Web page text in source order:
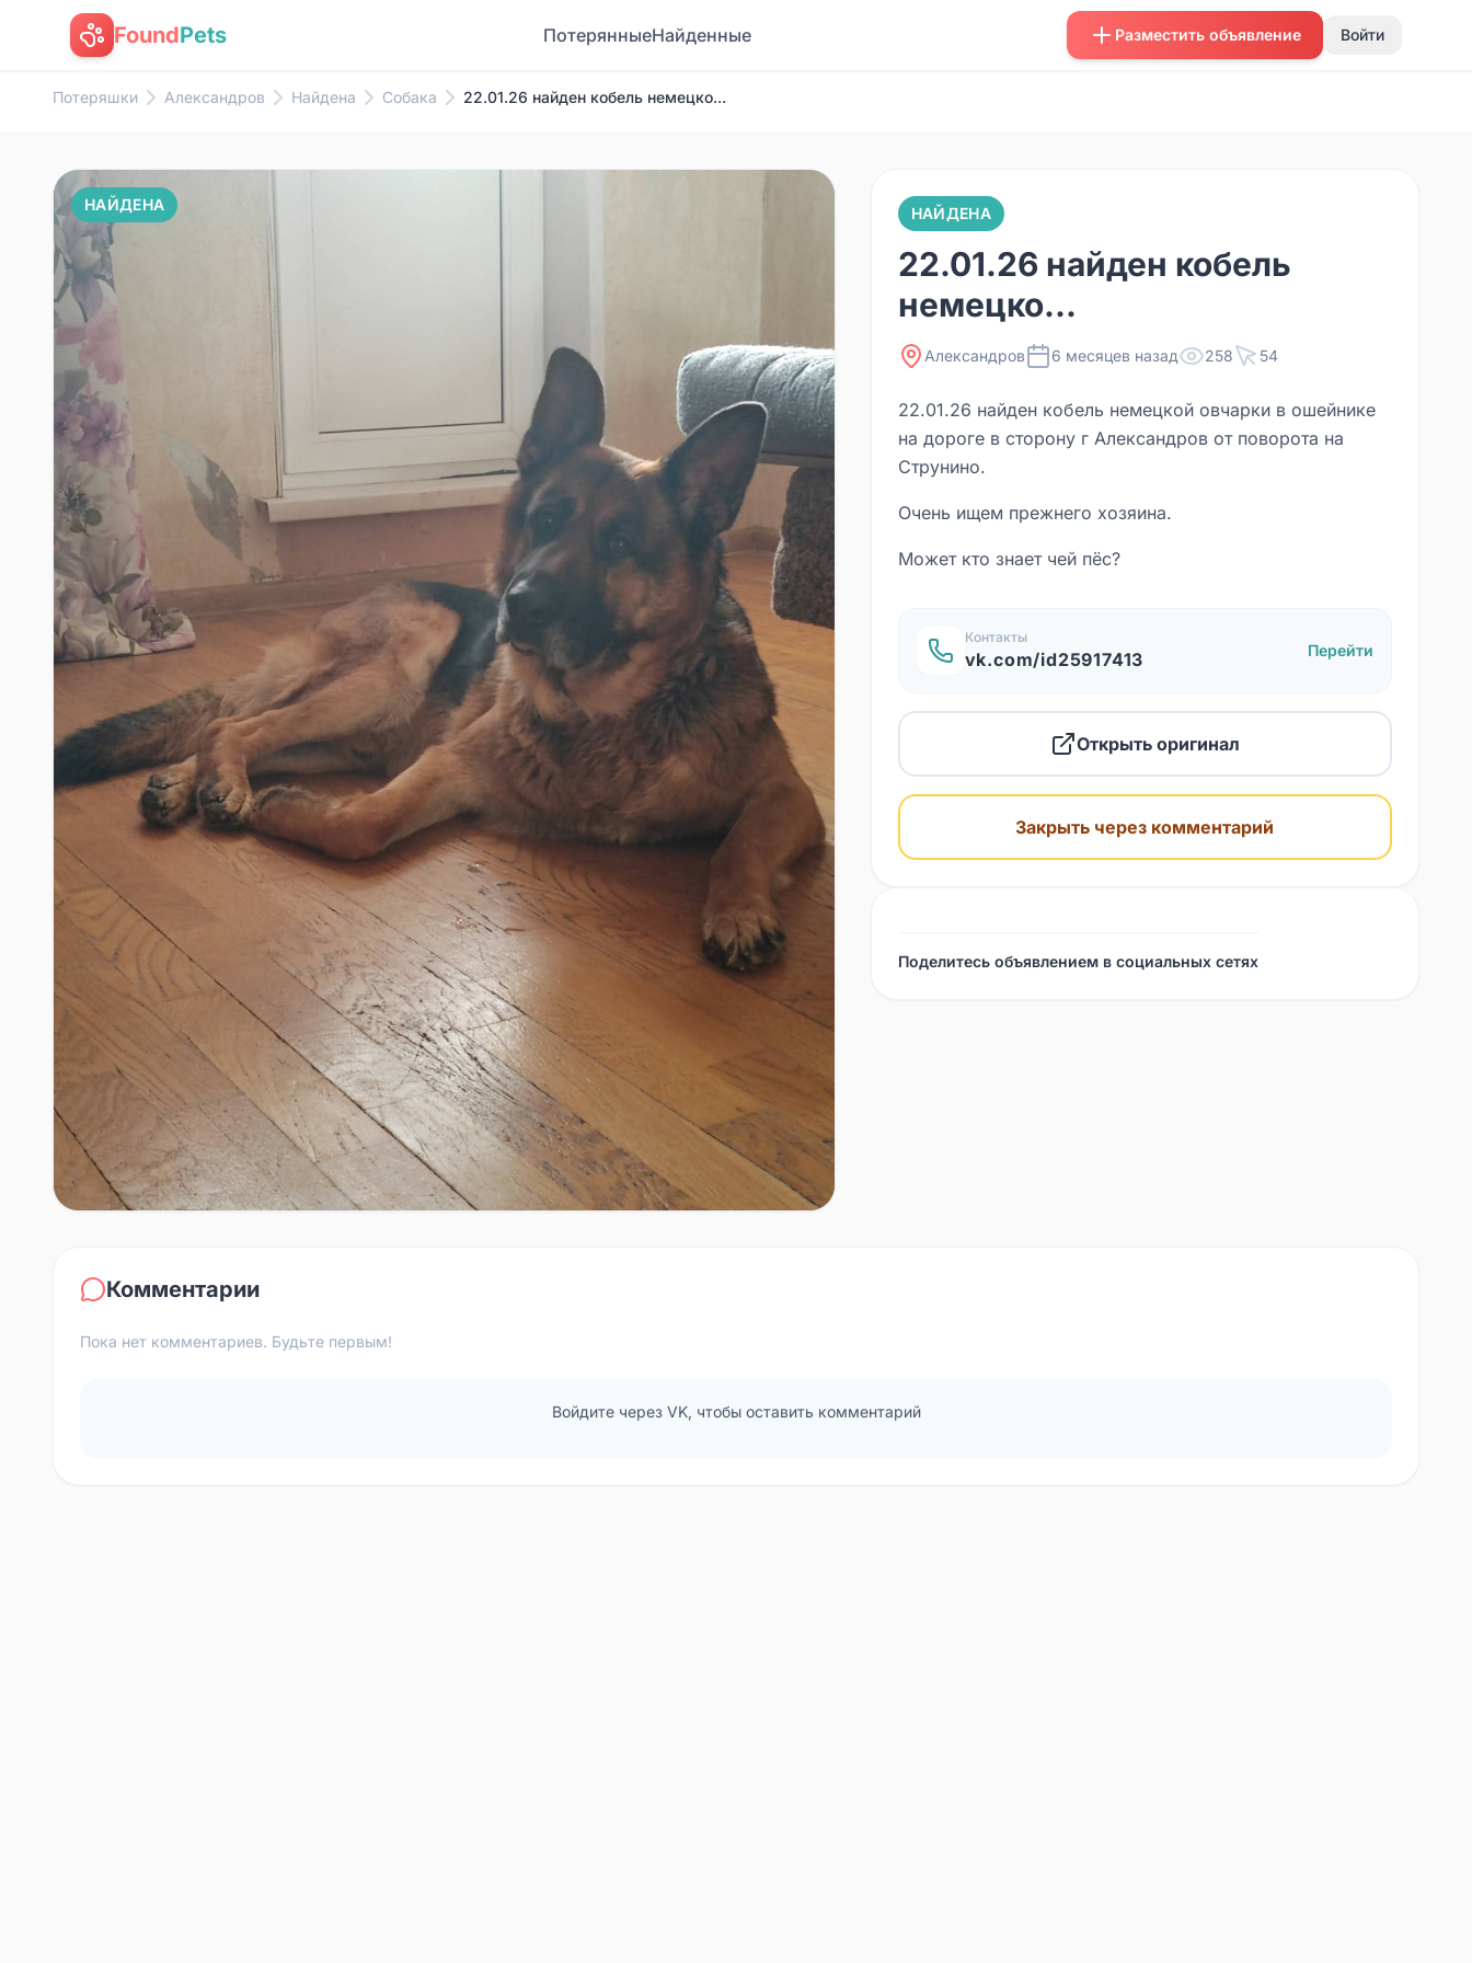
FoundPets ПотерянныеНайденные Разместить объявление Войти
Потеряшки Александров Найдена Собака 22.01.26 найден кобель немецко...
НАЙДЕНА НАЙДЕНА
22.01.26 найден кобель
немецко...
Александров 6 месяцев назад 258 54
22.01.26 найден кобель немецкой овчарки в ошейнике
на дороге в сторону г Александров от поворота на
Струнино.
Очень ищем прежнего хозяина.
Может кто знает чей пёс?
Контакты
vk.com/id25917413 Перейти
Открыть оригинал
Закрыть через комментарий
Поделитесь объявлением в социальных сетях
Комментарии
Пока нет комментариев. Будьте первым!
Войдите через VK, чтобы оставить комментарий